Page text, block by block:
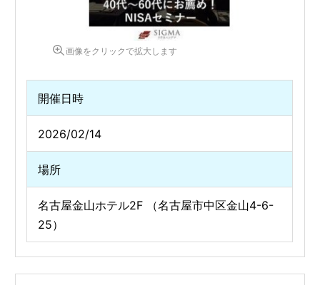
画像をクリックで拡大します
開催日時
2026/02/14
場所
名古屋金山ホテル2F （名古屋市中区金山4-6-
25）